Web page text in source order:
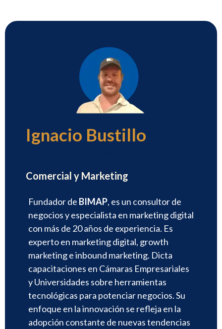
Ignacio Bustillo
Comercial y Marketing
Fundador de BIMAP, es un consultor de
negocios y especialista en marketing digital
con más de 20 años de experiencia. Es
experto en marketing digital, growth
marketing e inbound marketing. Dicta
capacitaciones en Cámaras Empresariales
y Universidades sobre herramientas
tecnológicas para potenciar negocios. Su
enfoque en la innovación se refleja en la
adopción constante de nuevas tendencias